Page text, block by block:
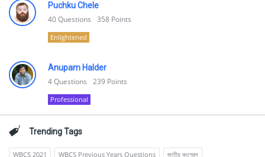
Puchku Chele
40Questions 358 Points
Enlightened
Anupam Halder
4Questions 239 Points
Professional
Trending Tags
WBCS 2021 WBCS Previous Years Questions
জাতীয় কংগ্রেস